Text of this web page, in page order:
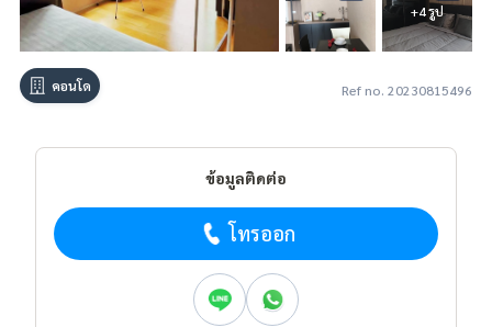
+4 รูป
คอนโด Ref no. 20230815496
ข้อมูลติดต่อ
โทรออก